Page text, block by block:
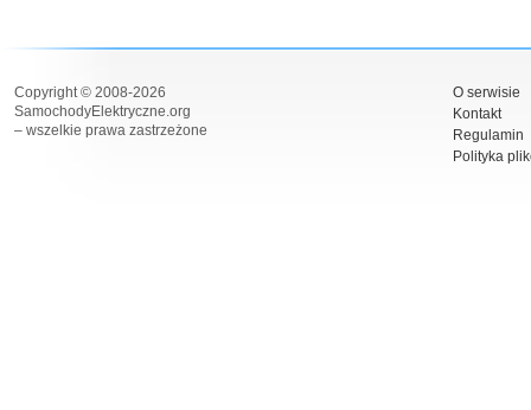
Copyright © 2008-2026
SamochodyElektryczne.org
– wszelkie prawa zastrzeżone
O serwisie
Kontakt
Regulamin
Polityka